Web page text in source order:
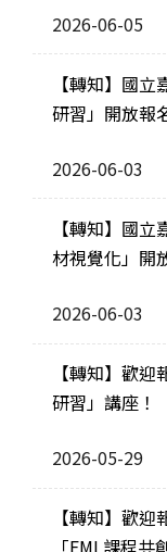
2026-06-05
【轉知】國
研習」開放報
2026-06-03
【轉知】國
材視覺化」開
2026-06-03
【轉知】歡
研習」講座！
2026-05-29
【轉知】歡